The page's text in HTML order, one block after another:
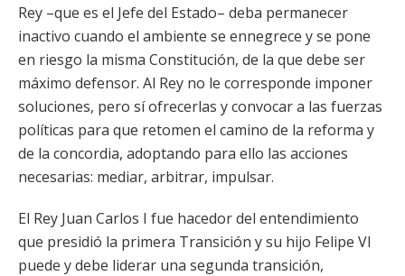
Rey –que es el Jefe del Estado– deba permanecer
inactivo cuando el ambiente se ennegrece y se pone
en riesgo la misma Constitución, de la que debe ser
máximo defensor. Al Rey no le corresponde imponer
soluciones, pero sí ofrecerlas y convocar a las fuerzas
políticas para que retomen el camino de la reforma y
de la concordia, adoptando para ello las acciones
necesarias: mediar, arbitrar, impulsar.
El Rey Juan Carlos I fue hacedor del entendimiento
que presidió la primera Transición y su hijo Felipe VI
puede y debe liderar una segunda transición,